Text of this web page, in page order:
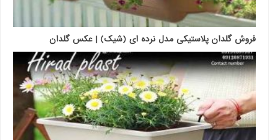
فروش گلدان پلاستیکی مدل نرده ای (شیک) | عکس گلدان